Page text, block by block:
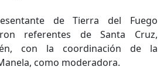
de Tierra del Fuego
referentes de Santa Cruz,
con la coordinación de la
como moderadora.